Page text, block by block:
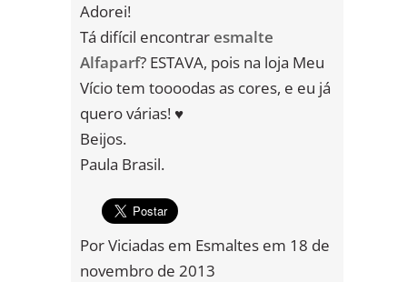
Adorei!
Tá difícil encontrar esmalte
Alfaparf? ESTAVA, pois na loja Meu
Vício tem toooodas as cores, e eu já
quero várias! ♥
Beijos.
Paula Brasil.
PorViciadas em Esmaltes em 18 de
novembro de 2013